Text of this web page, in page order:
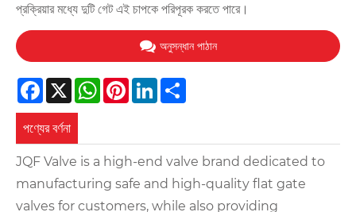
প্রক্রিয়ার মধ্যে দুটি গেট এই চাপকে পরিপূরক করতে পারে।
অনুসন্ধান পাঠান
Facebook
X WhatsApp
Pinterest
LinkedIn
পণ্যের বর্ণনা
JQF Valve is a high-end valve brand dedicated to
manufacturing safe and high-quality flat gate
valves for customers, while also providing